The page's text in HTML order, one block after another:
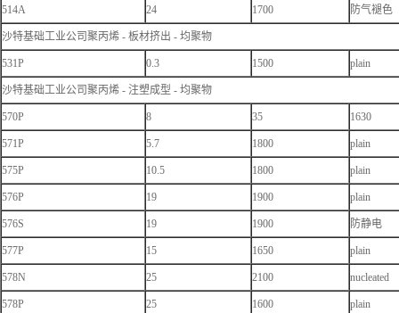
514A 24 1700 防气褪色
沙特基础工业公司聚丙烯 - 板材挤出 - 均聚物
531P 0.3 1500 plain
沙特基础工业公司聚丙烯 - 注塑成型 - 均聚物
570P 8 35 1630
571P 5.7 1800 plain
575P 10.5 1800 plain
576P 19 1900 plain
576S 19 1900 防静电
577P 15 1650 plain
578N 25 2100 nucleated
578P 25 1600 plain